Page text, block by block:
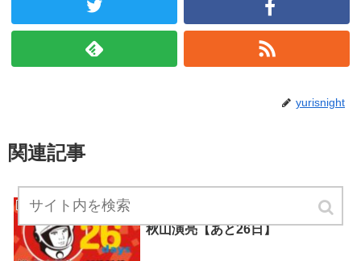
yurisnight
関連記事
お知らせ
ISU(国際宇宙大学)発起人のひと
り…ピーター・ディアマンデス氏-
秋山演亮【あと26日】